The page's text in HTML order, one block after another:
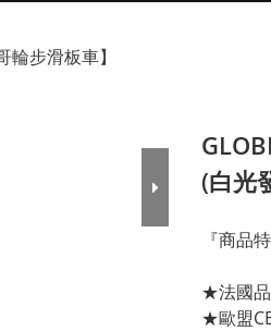
輪步滑板車】
(白光
『商品
★法國
★歐盟